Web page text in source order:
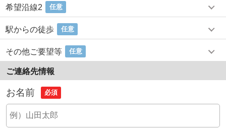
希望沿線2 任意
駅からの徒歩 任意
その他ご要望等 任意
ご連絡先情報
お名前 必須